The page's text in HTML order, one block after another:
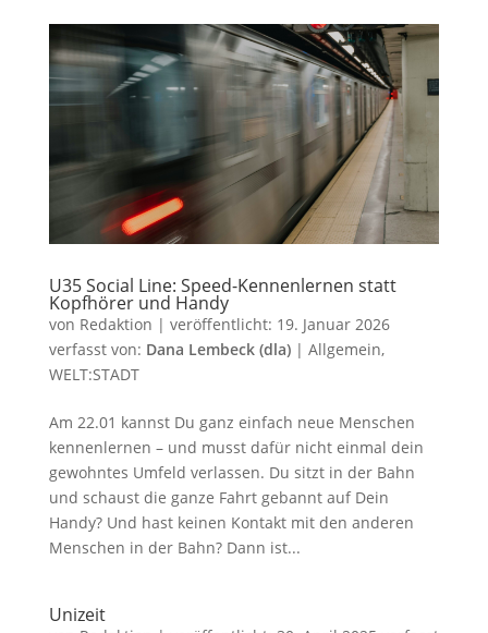
U35 Social Line: Speed-Kennenlernen statt
Kopfhörer und Handy
von Redaktion | veröffentlicht: 19. Januar 2026
verfasst von: Dana Lembeck (dla)| Allgemein,
WELT:STADT
Am 22.01 kannst Du ganz einfach neue Menschen
kennenlernen – und musst dafür nicht einmal dein
gewohntes Umfeld verlassen. Du sitzt in der Bahn
und schaust die ganze Fahrt gebannt auf Dein
Handy? Und hast keinen Kontakt mit den anderen
Menschen in der Bahn? Dann ist...
Unizeit